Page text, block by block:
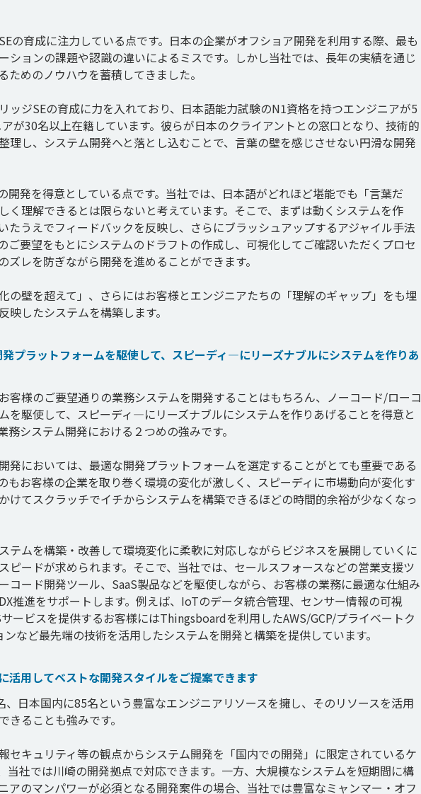
の育成に注力している点です。日本の企業がオフショア開発を利用する際、最も
ションの課題や認識の違いによるミスです。しかし当社では、長年の実績を通じ
ためのノウハウを蓄積してきました。
ッジSEの育成に力を入れており、日本語能力試験のN1資格を持つエンジニアが5
が30名以上在籍しています。彼らが日本のクライアントとの窓口となり、技術的
理し、システム開発へと落とし込むことで、言葉の壁を感じさせない円滑な開発
開発を得意としている点です。当社では、日本語がどれほど堪能でも「言葉だ
く理解できるとは限らないと考えています。そこで、まずは動くシステムを作
たうえでフィードバックを反映し、さらにブラッシュアップするアジャイル手法
ご要望をもとにシステムのドラフトの作成し、可視化してご確認いただくプロセ
ズレを防ぎながら開発を進めることができます。
の壁を超えて」、さらにはお客様とエンジニアたちの「理解のギャップ」をも埋
プラットフォームを駆使して、スピーディ―にリーズナブルにシステムを作りあ
客様のご要望通りの業務システムを開発することはもちろん、ノーコード/ローコ
を駆使して、スピーディ―にリーズナブルにシステムを作りあげることを得意と
務システム開発における２つめの強みです。
発においては、最適な開発プラットフォームを選定することがとても重要である
もお客様の企業を取り巻く環境の変化が激しく、スピーディに市場動向が変化す
けてスクラッチでイチからシステムを構築できるほどの時間的余裕が少なくなっ
テムを構築・改善して環境変化に柔軟に対応しながらビジネスを展開していくに
ピードが求められます。そこで、当社では、セールスフォースなどの営業支援ツ
コード開発ツール、SaaS製品などを駆使しながら、お客様の業務に最適な仕組み
推進をサポートします。例えば、IoTのデータ統合管理、センサー情報の可視
ービスを提供するお客様にはThingsboardを利用したAWS/GCP/プライベートク
活用してベストな開発スタイルをご提案できます
日本国内に85名という豊富なエンジニアリソースを擁し、そのリソースを活用
きることも強みです。
セキュリティ等の観点からシステム開発を「国内での開発」に限定されているケ
当社では川崎の開発拠点で対応できます。一方、大規模なシステムを短期間に構
アのマンパワーが必須となる開発案件の場合、当社では豊富なミャンマー・オフ